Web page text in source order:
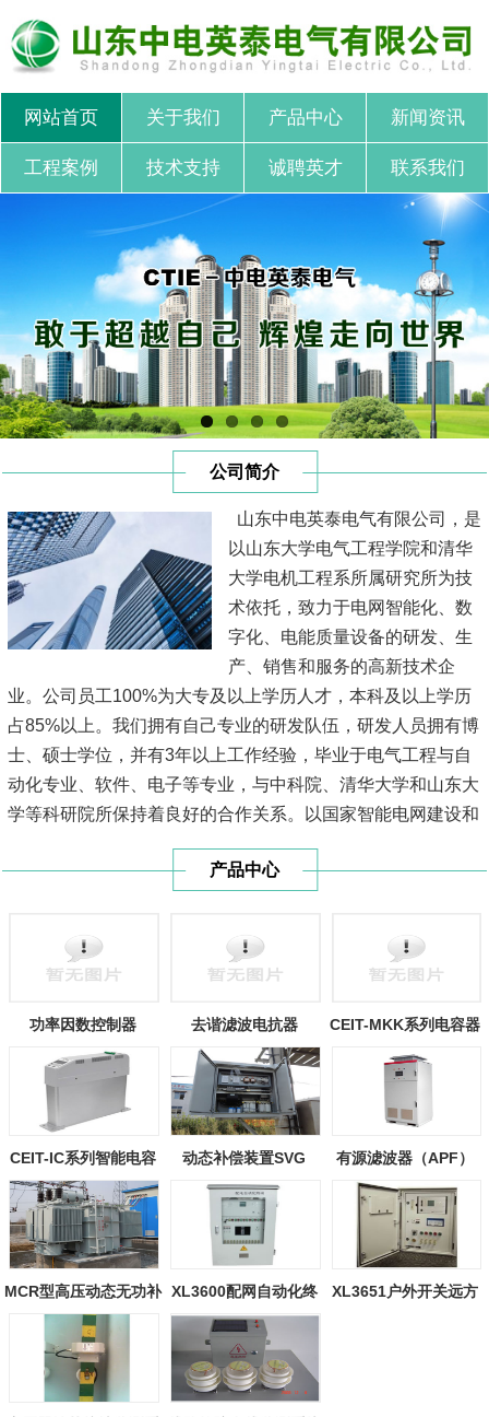
网站首页 关于我们 产品中心 新闻资讯
工程案例 技术支持 诚聘英才 联系我们
公司简介
山东中电英泰电气有限公司，是
以山东大学电气工程学院和清华
大学电机工程系所属研究所为技
术依托，致力于电网智能化、数
字化、电能质量设备的研发、生
产、销售和服务的高新技术企
业。公司员工100%为大专及以上学历人才，本科及以上学历
占85%以上。我们拥有自己专业的研发队伍，研发人员拥有博
士、硕士学位，并有3年以上工作经验，毕业于电气工程与自
动化专业、软件、电子等专业，与中科院、清华大学和山东大
学等科研院所保持着良好的合作关系。以国家智能电网建设和
多种监控系统，形成了全套专家解决方案，开发了一系列科技
产品中心
功率因数控制器 去谐滤波电抗器 CEIT-MKK系列电容器
CEIT-IC系列智能电容
器
动态补偿装置SVG 有源滤波器（APF）
MCR型高压动态无功补
偿装置
XL3600配网自动化终
端装置
XL3651户外开关远方